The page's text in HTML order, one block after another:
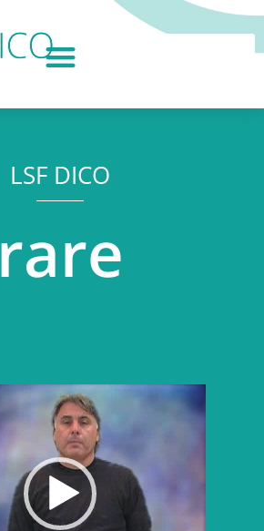
LSF DICO
rare
Lecteur
vidéo